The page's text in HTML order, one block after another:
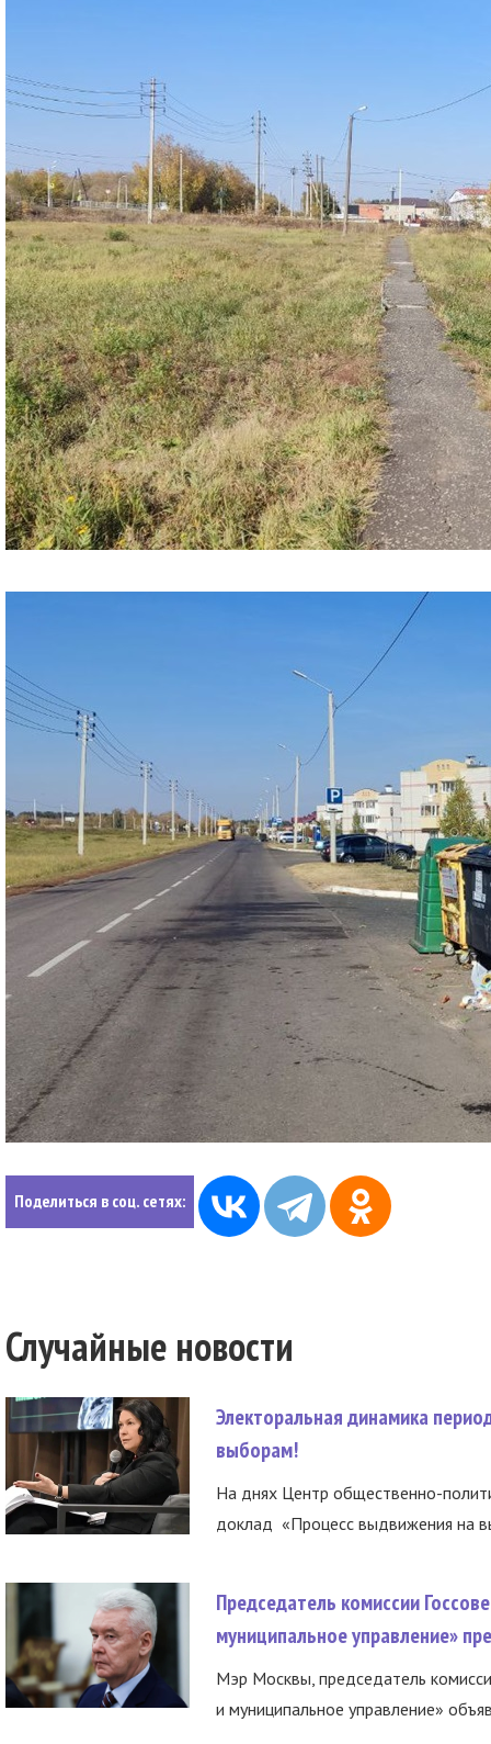
Поделиться в соц. сетях:
Случайные новости
Электоральная динамика
выборам!
На днях Центр общественно-
доклад «Процесс выдвижения на
Председатель комиссии
муниципальное управление»
Мэр Москвы, председатель
и муниципальное управление»